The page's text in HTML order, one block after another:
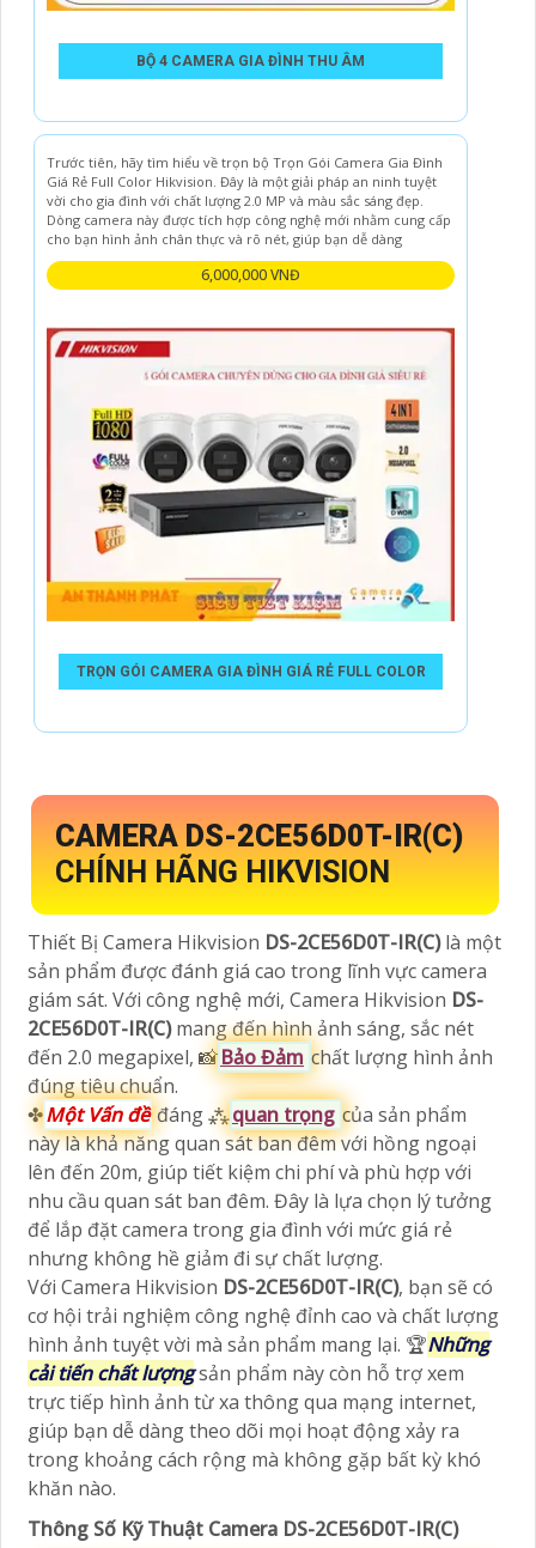
BỘ 4 CAMERA GIA ĐÌNH THU ÂM
TRỌN GÓI CAMERA GIA ĐÌNH GIÁ RẺ FULL COLOR
Trước tiên, hãy tìm hiểu về trọn bộ Trọn Gói Camera Gia Đình
Giá Rẻ Full Color Hikvision. Đây là một giải pháp an ninh tuyệt
vời cho gia đình với chất lượng 2.0 MP và màu sắc sáng đẹp.
Dòng camera này được tích hợp công nghệ mới nhằm cung cấp
cho bạn hình ảnh chân thực và rõ nét, giúp bạn dễ dàng
6,000,000 VNĐ
CAMERA DS-2CE56D0T-IR(C)
CHÍNH HÃNG HIKVISION
Thiết Bị Camera Hikvision DS-2CE56D0T-IR(C)là một
sản phẩm được đánh giá cao trong lĩnh vực camera
giám sát. Với công nghệ mới, Camera Hikvision DS-
2CE56D0T-IR(C)mang đến hình ảnh sáng, sắc nét
đến 2.0 megapixel, 📸Bảo Đảm chất lượng hình ảnh
đúng tiêu chuẩn.
✤Một Vấn đề đáng ⁂quan trọng của sản phẩm
này là khả năng quan sát ban đêm với hồng ngoại
lên đến 20m, giúp tiết kiệm chi phí và phù hợp với
nhu cầu quan sát ban đêm. Đây là lựa chọn lý tưởng
để lắp đặt camera trong gia đình với mức giá rẻ
nhưng không hề giảm đi sự chất lượng.
Với Camera Hikvision DS-2CE56D0T-IR(C), bạn sẽ có
cơ hội trải nghiệm công nghệ đỉnh cao và chất lượng
hình ảnh tuyệt vời mà sản phẩm mang lại. 🏆Những
cải tiến chất lượngsản phẩm này còn hỗ trợ xem
trực tiếp hình ảnh từ xa thông qua mạng internet,
giúp bạn dễ dàng theo dõi mọi hoạt động xảy ra
trong khoảng cách rộng mà không gặp bất kỳ khó
khăn nào.
Thông Số Kỹ Thuật Camera DS-2CE56D0T-IR(C)